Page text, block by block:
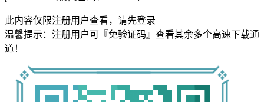
此内容仅限注册用户查看，请先登录
温馨提示：注册用户可『免验证码』查看其余多个高速下载通
道！